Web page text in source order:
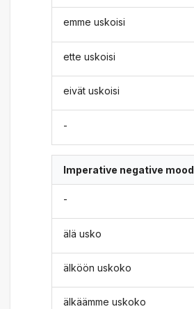
emme uskoisi
ette uskoisi
eivät uskoisi
-
Imperative negative mood
-
älä usko
älköön uskoko
älkäämme uskoko